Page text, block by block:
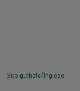
Sito globale/Inglese